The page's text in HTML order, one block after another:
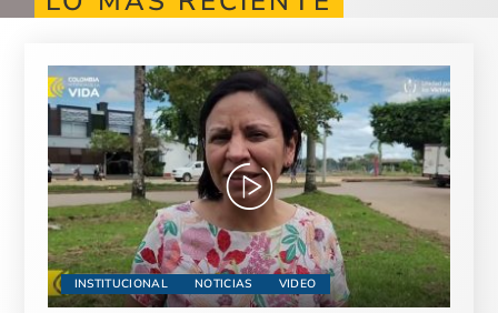
INSTITUCIONAL NOTICIAS VIDEO